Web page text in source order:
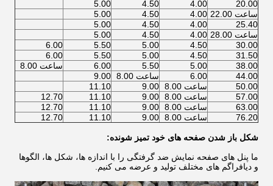
20.00
4.00
4.50
5.00
ساعت 22.00
4.00
4.50
5.00
25.40
4.00
4.50
5.00
ساعت 28.00
4.00
4.50
5.00
30.00
4.50
5.00
5.50
6.00
31.50
4.50
5.00
5.50
6.00
38.00
5.00
5.50
6.00
ساعت 8.00
44.00
6.00 ساعت 8.00
9.00
50.00
ساعت 8.00 9.00
11.10
57.00
ساعت 8.00 9.00
11.10
12.70
63.00
ساعت 8.00 9.00
11.10
12.70
76.20
ساعت 8.00 9.00
11.10
12.70
شکل باز شدن صفحه های خود تمیز شونده:
ما پنل های صفحه نمایش ضد گرفتگی را با اندازه ها، شکل ها، الگوها
و دیافراگم های مختلف تولید و عرضه می کنیم.